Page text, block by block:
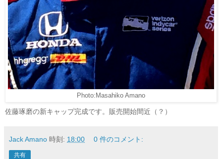
Photo:Masahiko Amano
佐藤琢磨の新キャップ完成です。販売開始間近（？）
Jack Amano 時刻: 18:00 0 件のコメント:
共有